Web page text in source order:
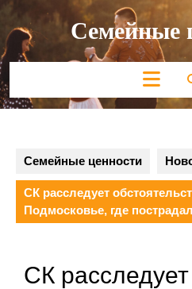
Перейти
содержимому Семейные
Семейные ценности
СК расследует
Подмосковье, где
СК расследует